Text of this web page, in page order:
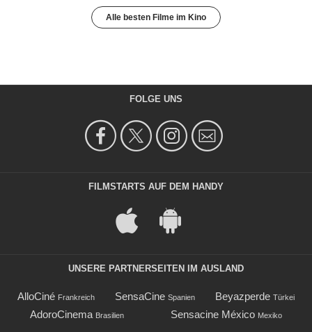
Alle besten Filme im Kino
FOLGE UNS
FILMSTARTS AUF DEM HANDY
UNSERE PARTNERSEITEN IM AUSLAND
AlloCiné Frankreich SensaCine Spanien Beyazperde Türkei
AdoroCinema Brasilien Sensacine México Mexiko